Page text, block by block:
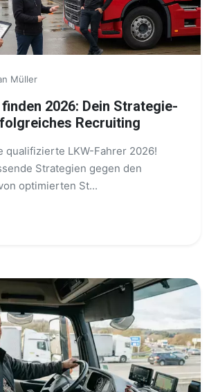
Müller
2026: Dein Strategie-
Recruiting
qualifizierte LKW-Fahrer 2026!
Strategien gegen den
optimierten St...